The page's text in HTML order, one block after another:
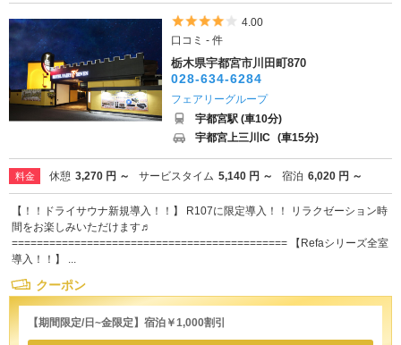
5つ星のうち4
4.00
口コミ - 件
栃木県宇都宮市川田町870
028-634-6284
フェアリーグループ
宇都宮駅 (車10分)
宇都宮上三川IC (車15分)
料金 休憩 3,270 円 ～ サービスタイム 5,140 円 ～ 宿泊 6,020 円 ～
【！！ドライサウナ新規導入！！】 R107に限定導入！！ リラクゼーション時
間をお楽しみいただけます♬
============================================ 【Refaシリーズ全室
導入！！】 ...
クーポン
【期間限定/日~金限定】宿泊￥1,000割引